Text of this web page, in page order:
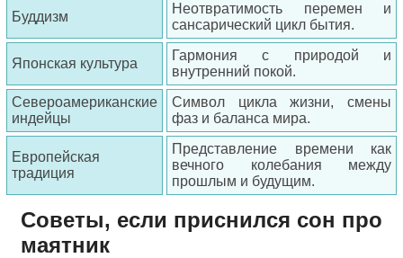
Буддизм
Неотвратимость перемен и
сансарический цикл бытия.
Японская культура
Гармония с природой и
внутренний покой.
Североамериканские
индейцы
Символ цикла жизни, смены
фаз и баланса мира.
Европейская
традиция
Представление времени как
вечного колебания между
прошлым и будущим.
Советы, если приснился сон про
маятник